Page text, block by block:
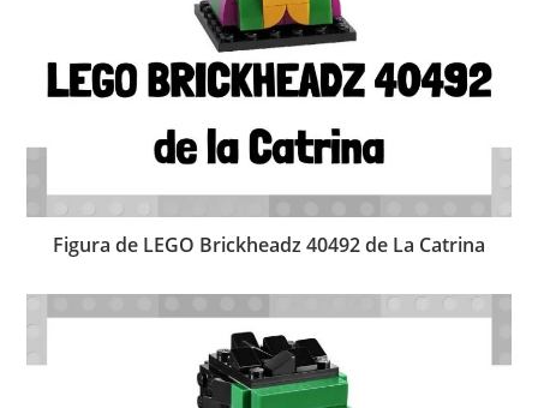
Figura de LEGO Brickheadz 40492 de La Catrina